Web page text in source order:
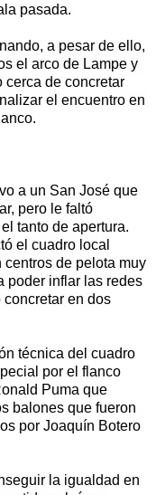
pasada.
a pesar de ello,
el arco de Lampe y
cerca de concretar
el encuentro en
a un San José que
pero le faltó
tanto de apertura.
el cuadro local
de pelota muy
poder inflar las redes
en dos
técnica del cuadro
por el flanco
Puma que
balones que fueron
por Joaquín Botero
la igualdad en